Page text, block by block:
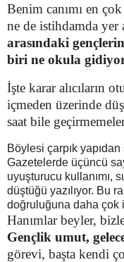
Benim canımı en
ne de istihdamda yer
arasındaki
biri ne okula gidiyor
İşte karar alıcıların
içmeden üzerinde
saat bile
Böylesi çarpık
Gazetelerde üçüncü
uyuşturucu kullanımı,
düştüğü yazılıyor. Bu
doğruluğuna daha çok
Hanımlar beyler,
Gençlik umut,
görevi, başta kendi